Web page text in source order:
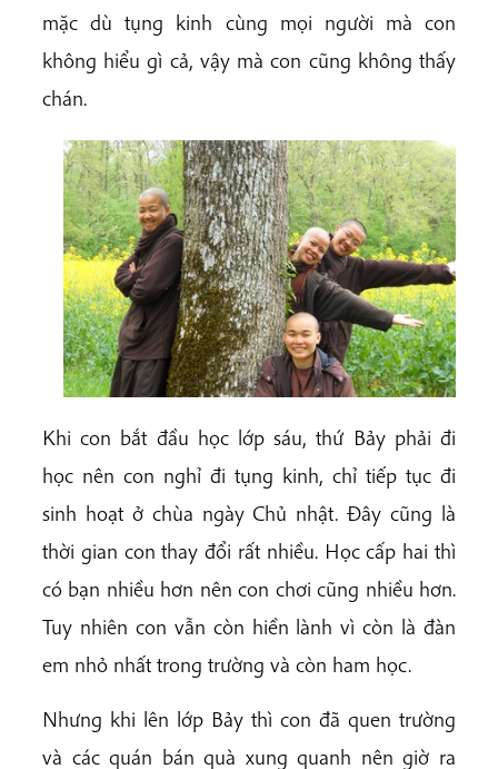
mặc dù tụng kinh cùng mọi người mà con
không hiểu gì cả, vậy mà con cũng không thấy
chán.
Khi con bắt đầu học lớp sáu, thứ Bảy phải đi
học nên con nghỉ đi tụng kinh, chỉ tiếp tục đi
sinh hoạt ở chùa ngày Chủ nhật. Đây cũng là
thời gian con thay đổi rất nhiều. Học cấp hai thì
có bạn nhiều hơn nên con chơi cũng nhiều hơn.
Tuy nhiên con vẫn còn hiền lành vì còn là đàn
em nhỏ nhất trong trường và còn ham học.
Nhưng khi lên lớp Bảy thì con đã quen trường
và các quán bán quà xung quanh nên giờ ra